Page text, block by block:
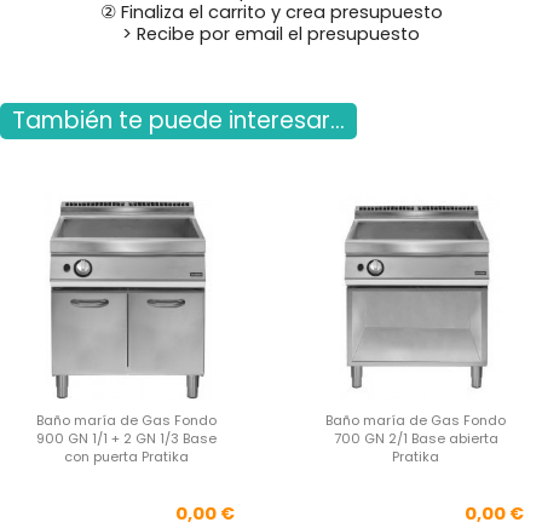
② Finaliza el carrito y crea presupuesto
> Recibe por email el presupuesto
También te puede interesar...
Baño maría de Gas Fondo
900 GN 1/1 + 2 GN 1/3 Base
con puerta Pratika
Precio
0,00 €
Baño maría de Gas Fondo
700 GN 2/1 Base abierta
Pratika
0,00 €